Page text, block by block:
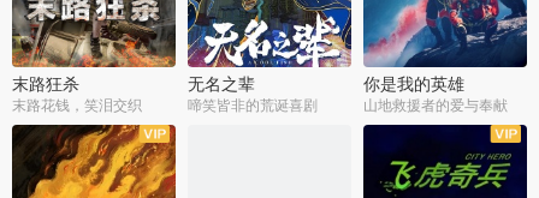
末路狂杀
末路花钱，笑泪交织
无名之辈
啼笑皆非的荒诞喜剧
你是我的英雄
山地救援者的爱与奉献